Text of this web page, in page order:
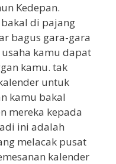
Kedepan.
di pajang
bagus gara-gara
kamu dapat
kamu. tak
untuk
kamu bakal
mereka kepada
ini adalah
melacak pusat
kalender